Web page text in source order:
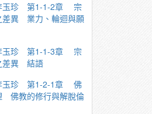
玉珍 第1-1-2章 宗
差異 業力、輪迴與願
玉珍 第1-1-3章 宗
差異 結語
玉珍 第1-2-1章 佛
佛教的修行與解脫倫